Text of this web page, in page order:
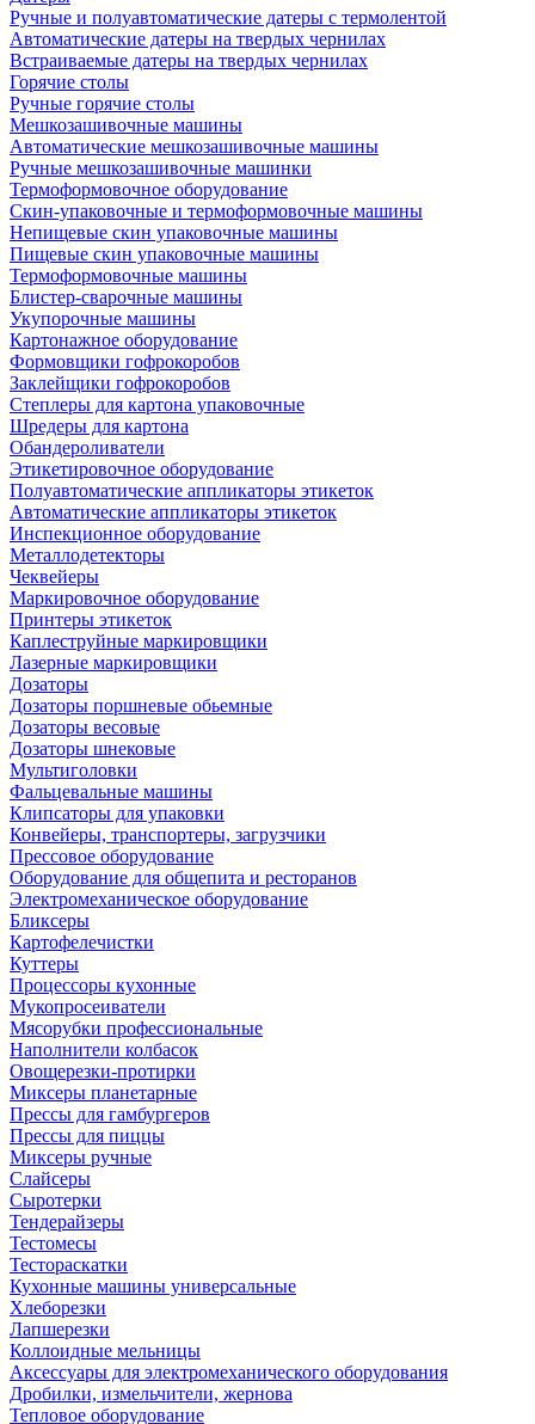
Ручные и полуавтоматические датеры с термолентой
Автоматические датеры на твердых чернилах
Встраиваемые датеры на твердых чернилах
Горячие столы
Ручные горячие столы
Мешкозашивочные машины
Автоматические мешкозашивочные машины
Ручные мешкозашивочные машинки
Термоформовочное оборудование
Скин-упаковочные и термоформовочные машины
Непищевые скин упаковочные машины
Пищевые скин упаковочные машины
Термоформовочные машины
Блистер-сварочные машины
Укупорочные машины
Картонажное оборудование
Формовщики гофрокоробов
Заклейщики гофрокоробов
Степлеры для картона упаковочные
Шредеры для картона
Обандероливатели
Этикетировочное оборудование
Полуавтоматические аппликаторы этикеток
Автоматические аппликаторы этикеток
Инспекционное оборудование
Металлодетекторы
Чеквейеры
Маркировочное оборудование
Принтеры этикеток
Каплеструйные маркировщики
Лазерные маркировщики
Дозаторы
Дозаторы поршневые обьемные
Дозаторы весовые
Дозаторы шнековые
Мультиголовки
Фальцевальные машины
Клипсаторы для упаковки
Конвейеры, транспортеры, загрузчики
Прессовое оборудование
Оборудование для общепита и ресторанов
Электромеханическое оборудование
Бликсеры
Картофелечистки
Куттеры
Процессоры кухонные
Мукопросеиватели
Мясорубки профессиональные
Наполнители колбасок
Овощерезки-протирки
Миксеры планетарные
Прессы для гамбургеров
Прессы для пиццы
Миксеры ручные
Слайсеры
Сыротерки
Тендерайзеры
Тестомесы
Тестораскатки
Кухонные машины универсальные
Хлеборезки
Лапшерезки
Коллоидные мельницы
Аксессуары для электромеханического оборудования
Дробилки, измельчители, жернова
Тепловое оборудование